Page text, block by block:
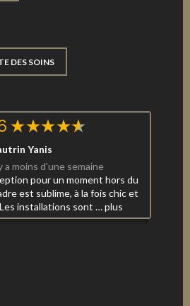
DES SOINS
Yanis
a moins d'une semaine
pour un moment hors du
est sublime, à la fois chic et
installations sont … plus